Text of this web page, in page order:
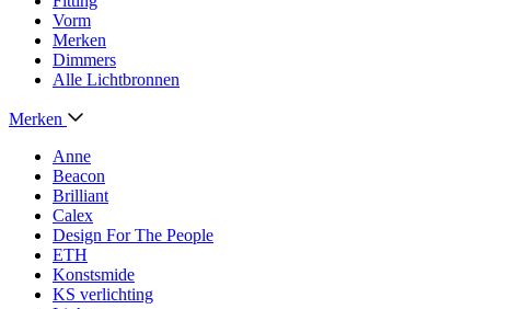
Vorm
Merken
Dimmers
Alle Lichtbronnen
Merken
Anne
Beacon
Brilliant
Calex
Design For The People
ETH
Konstsmide
KS verlichting